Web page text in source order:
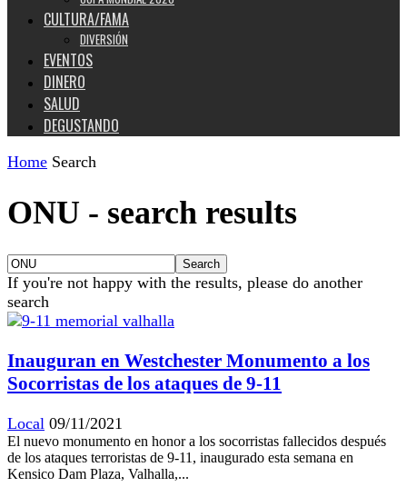
CULTURA/FAMA
DIVERSIÓN
EVENTOS
DINERO
SALUD
DEGUSTANDO
Home Search
ONU - search results
If you're not happy with the results, please do another
search
Inauguran en Westchester Monumento a los
Socorristas de los ataques de 9-11
Local 09/11/2021
El nuevo monumento en honor a los socorristas fallecidos después
de los ataques terroristas de 9-11, inaugurado esta semana en
Kensico Dam Plaza, Valhalla,...